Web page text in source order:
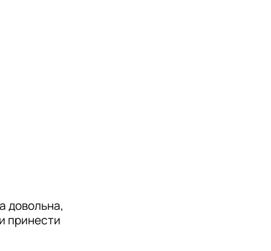
довольна,
принести